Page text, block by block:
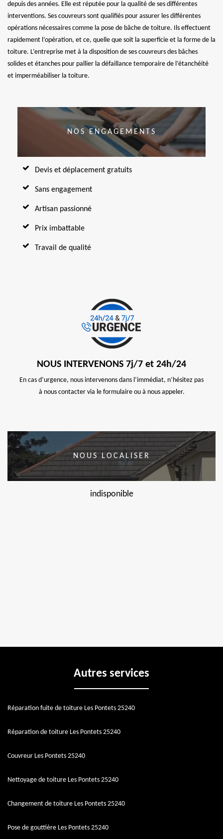
depuis des années. Elle est réputée pour la qualité de ses différentes
interventions. Ses couvreurs sont qualifiés pour assurer les différentes
opérations nécessaires comme la pose de bâche de toiture. Ils effectuent
rapidement l’opération, et ce, quelle que soit la superficie et la forme de la
toiture. L’entreprise met à la disposition de ses couvreurs des bâches
solides et étanches pour pallier la défaillance temporaire de l’étanchéité
et imperméabiliser la toiture.
NOS ENGAGEMENTS
Devis et déplacement gratuits
Sans engagement
Artisan passionné
Prix imbattable
Travail de qualité
NOUS INTERVENONS 7j/7 et 24h/24
En cas d’urgence, nous intervenons dans l’immédiat, n’hésitez pas
à nous contacter via le formulaire ou à nous appeler.
NOUS LOCALISER
indisponible
Autres services
Réparation fuite de toiture Les Pontets 25240
Réparation de toiture Les Pontets 25240
Couvreur Les Pontets 25240
Nettoyage de toiture Les Pontets 25240
Changement de toiture Les Pontets 25240
Pose de gouttière Les Pontets 25240